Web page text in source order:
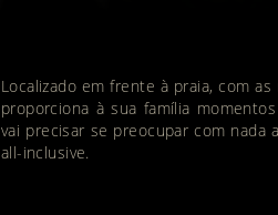
Localizado em frente à praia, com
proporciona à sua família
vai precisar se preocupar com nada
all-inclusive.